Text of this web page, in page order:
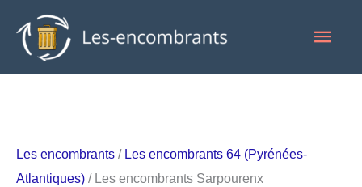
contenu
Les encombrants / Les encombrants 64 (Pyrénées-
Atlantiques) / Les encombrants Sarpourenx